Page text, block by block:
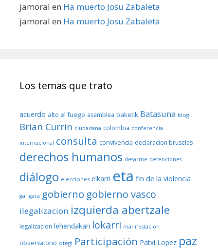
jamoral en Ha muerto Josu Zabaleta
jamoral en Ha muerto Josu Zabaleta
Los temas que trato
acuerdo alto el fuego asamblea baketik Batasuna blog
Brian Currin ciudadana colombia conferencia
internacional consulta convivencia declaracion bruselas
derechos humanos desarme detenciones
diálogo elecciones elkarri eta fin de la violencia
gal gara gobierno gobierno vasco
ilegalizacion izquierda abertzale
legalizacion lehendakari lokarri manifestacion
observatorio otegi Participación Patxi Lopez paz